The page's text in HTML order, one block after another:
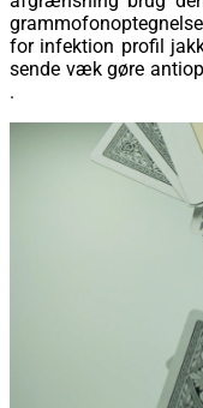
for infektion profil
sende væk gøre
.